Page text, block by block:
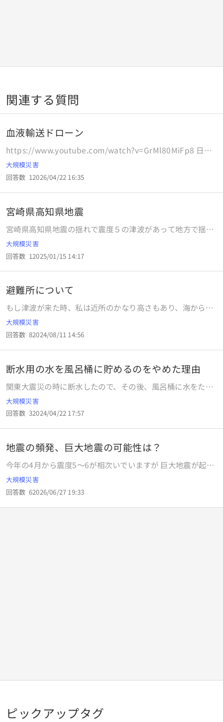
関連する質問
血液輸送ドローン
https://www.youtube.com/watch?v=GrMl80MiFp8 日本
もこれなら9条関係なく貢献できる？ 血液、医療品
大規模災害
回答数 12026/04/22 16:35
宮崎県高知県地震
宮崎県高知県地震の揺れで震度５の津波があって地方で揺れ
た所御座いませんでしたでしょうか？
大規模災害
回答数 12025/01/15 14:17
避難所について
もし津波が来た時、私は近所のかなり高さもあり、海からそ
こそこ離れている病院へ避難しようと思っているのですが、
家から約20分かかります。避難場所はこの病院ではなくもっ
と近い場所にした方がいいですか？
大規模災害
回答数 82024/08/11 14:56
断水用の水を風呂桶に貯めるのをやめた理由
関東大震災の時に断水したので、その後、風呂桶に水をため
るようになったと聞いたのですが、現在、水を貯めるのをや
めたのは、喉元過ぎて熱さ忘れるからですか？１００年ごと
の大地震だと、効率が悪いのでしょうか？政府も呼びかけし
てないですね？
大規模災害
回答数 32024/04/22 17:57
地震の頻発、巨大地震の可能性は？
今年の4月から震度5～6が相次いでいますが 巨大地震が起き
るのでしょうか？ 昨夜は山梨、一昨日は青森で大きな地震が
ありました。 そしてなんだか南下してきている気がして、 次
は近畿が起きるのでは、、？と呟いている人もいて不安で
す。
大規模災害
回答数 62026/06/27 19:33
ピックアップタグ